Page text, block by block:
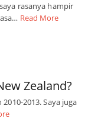
rasanya hampir
Read More
Zealand?
2013. Saya juga